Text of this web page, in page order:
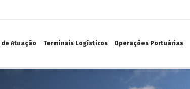
de Atuação Terminais Logísticos Operações Portuárias